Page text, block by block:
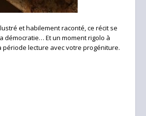
et habilement raconté, ce récit se
démocratie… Et un moment rigolo à
période lecture avec votre progéniture.